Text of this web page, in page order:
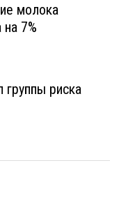
молока
7%
группы риска